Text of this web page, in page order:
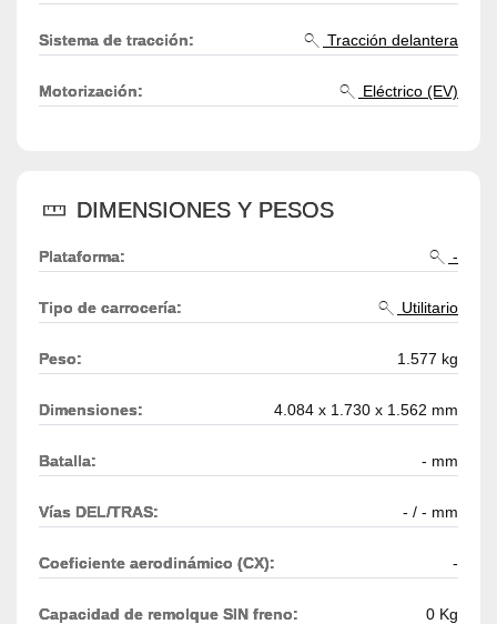
Sistema de tracción: Tracción delantera
Motorización: Eléctrico (EV)
DIMENSIONES Y PESOS
Plataforma: -
Tipo de carrocería: Utilitario
Peso: 1.577 kg
Dimensiones: 4.084 x 1.730 x 1.562 mm
Batalla: - mm
Vías DEL/TRAS: - / - mm
Coeficiente aerodinámico (CX): -
Capacidad de remolque SIN freno: 0 Kg